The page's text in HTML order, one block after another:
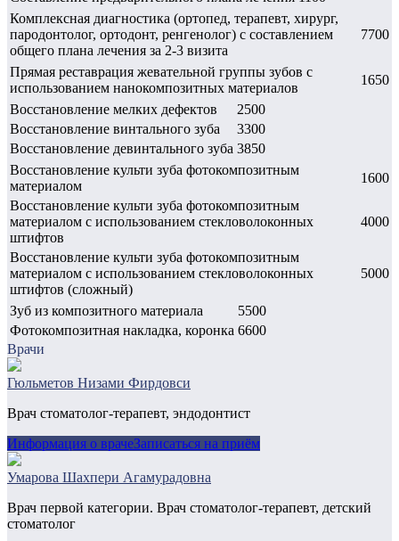
Комплексная диагностика (ортопед, терапевт, хирург,
пародонтолог, ортодонт, ренгенолог) с составлением
общего плана лечения за 2-3 визита
7700
Прямая реставрация жевательной группы зубов с
использованием нанокомпозитных материалов
1650
Восстановление мелких дефектов
2500
Восстановление винтального зуба
3300
Восстановление девинтального зуба 3850
Восстановление культи зуба фотокомпозитным
материалом
1600
Восстановление культи зуба фотокомпозитным
материалом с использованием стекловолоконных
штифтов
4000
Восстановление культи зуба фотокомпозитным
материалом с использованием стекловолоконных
штифтов (сложный)
5000
Зуб из композитного материала
5500
Фотокомпозитная накладка, коронка 6600
Врачи
Гюльметов Низами Фирдовси
Врач стоматолог-терапевт, эндодонтист
Информация о врачеЗаписаться на приём
Умарова Шахпери Агамурадовна
Врач первой категории. Врач стоматолог-терапевт, детский
стоматолог